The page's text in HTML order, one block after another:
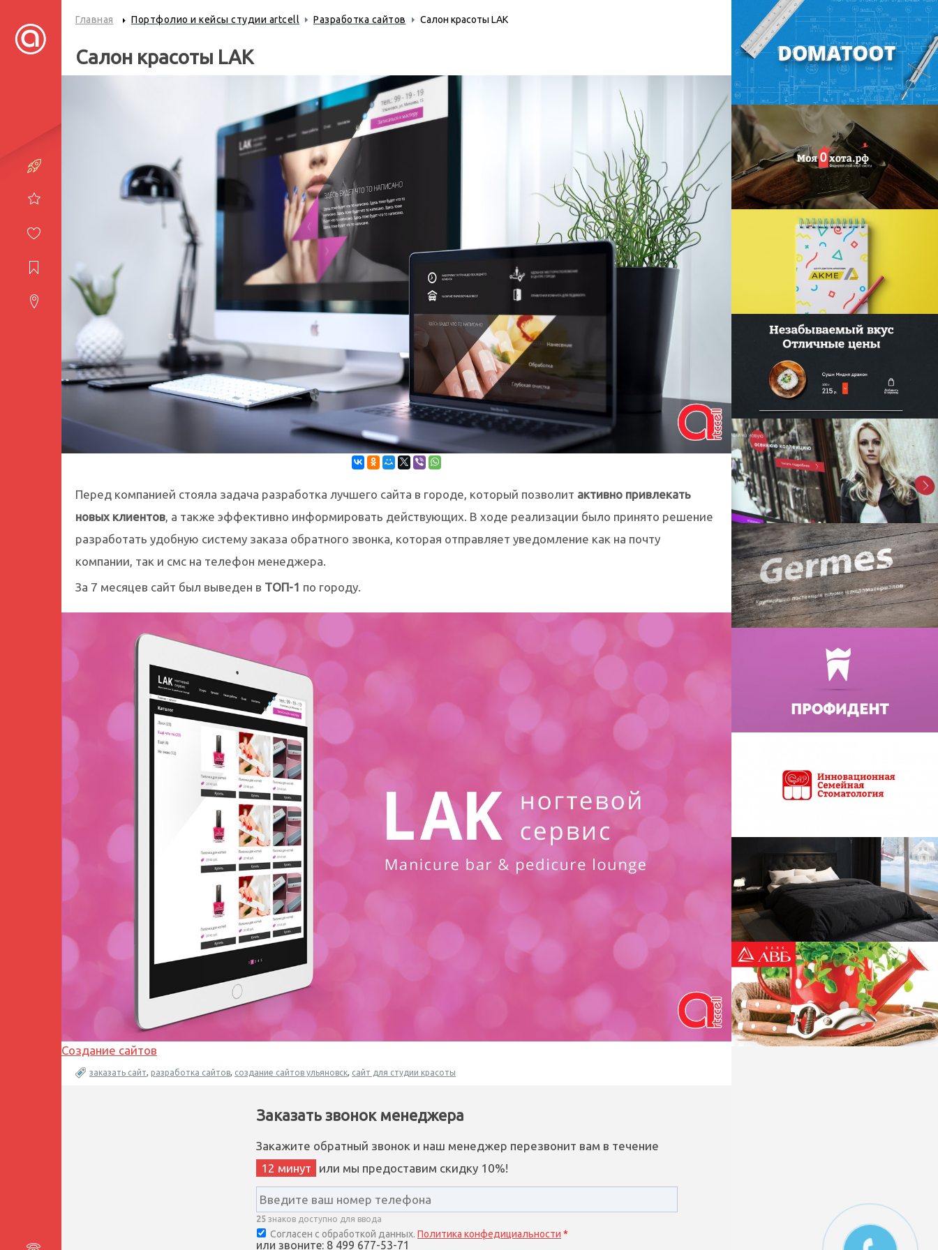
Портфолио
Контакты
Главная Портфолио и кейсы студии artcell Разработка сайтов Салон красоты LAK
Салон красоты LAK
Перед компанией стояла задача разработка лучшего сайта в городе, который позволит активно привлекать
новых клиентов , а также эффективно информировать действующих. В ходе реализации было принято решение
разработать удобную систему заказа обратного звонка, которая отправляет уведомление как на почту
компании, так и смс на телефон менеджера.
За 7 месяцев сайт был выведен в ТОП-1 по городу.
Создание сайтов
заказать сайт, разработка сайтов, создание сайтов ульяновск, сайт для студии красоты
Заказать звонок менеджера
Закажите обратный звонок и наш менеджер перезвонит вам в течение
12 минут
или мы предоставим скидку 10%!
25 знаков доступно для ввода
Согласен с обработкой данных. Политика конфедициальности *
или звоните: 8 499 677-53-71